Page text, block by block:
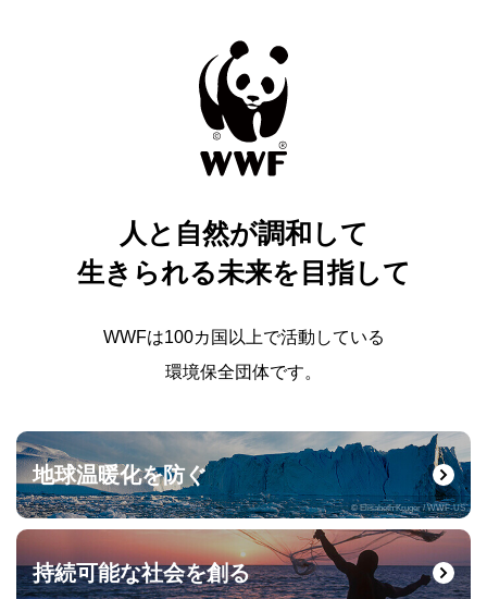
人と自然が調和して
生きられる未来を目指して
WWFは100カ国以上で活動している
環境保全団体です。
地球温暖化を防ぐ
© Elisabeth Kruger / WWF-US
持続可能な社会を創る